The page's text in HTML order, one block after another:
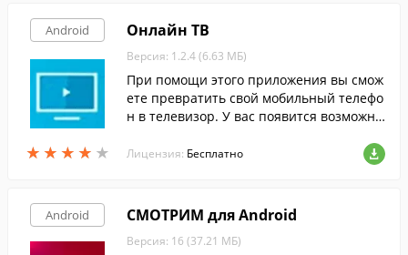
Android
★ ★ ★ ★ ★
★ ★ ★ ★ ★
Онлайн ТВ
Версия: 1.2.4 (6.63 МБ)
При помощи этого приложения вы смож
ете превратить свой мобильный телефо
н в телевизор. У вас появится возможно
сийских, турецких и азербайджанских ка
Лицензия: Бесплатно
Android СМОТРИМ для Android
Версия: 16 (37.21 МБ)